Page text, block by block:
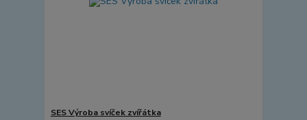
SES Výroba svíček zvířátka